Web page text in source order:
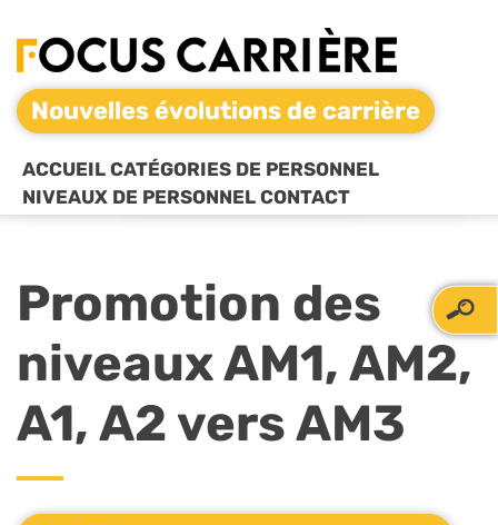
Nouvelles évolutions de carrière
ACCUEIL CATÉGORIES DE PERSONNEL
NIVEAUX DE PERSONNEL CONTACT
Promotion des
niveaux AM1, AM2,
A1, A2 vers AM3